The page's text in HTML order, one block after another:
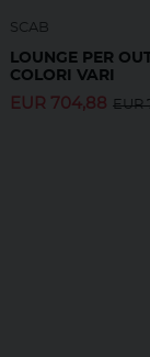
SCAB
LOUNGE PER
COLORI VARI
EUR 704,88 EUR